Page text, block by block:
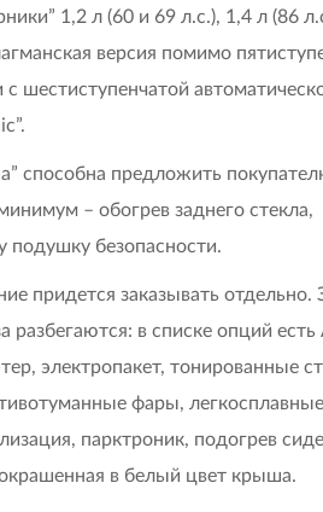
1,2 л (60 и 69 л.с.), 1,4 л (86
версия помимо
с шестиступенчатой
способна предложить
– обогрев заднего стекла,
подушку безопасности.
придется заказывать отдельно.
разбегаются: в списке опций
электропакет, тонированные
фары,
парктроник, подогрев
в белый цвет крыша.